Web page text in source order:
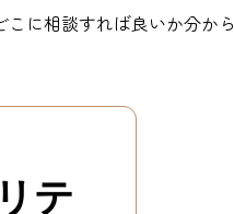
に相談すれば良いか分か
テ